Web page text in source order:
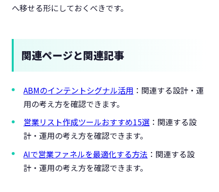
へ移せる形にしておくべきです。
関連ページと関連記事
ABMのインテントシグナル活用 ：関連する設計・運
用の考え方を確認できます。
営業リスト作成ツールおすすめ15選 ：関連する設
計・運用の考え方を確認できます。
AIで営業ファネルを最適化する方法 ：関連する設
計・運用の考え方を確認できます。